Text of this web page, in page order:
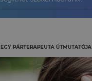
PÁRTERAPEUTA ÚTMUTATÓJA